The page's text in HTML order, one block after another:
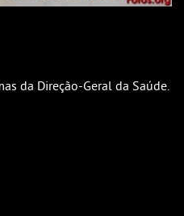
da Direção-Geral da Saúde.